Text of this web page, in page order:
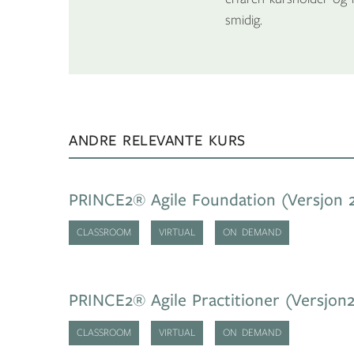
smidig.
ANDRE RELEVANTE KURS
PRINCE2® Agile Foundation (Versjon
CLASSROOM VIRTUAL ON DEMAND
PRINCE2® Agile Practitioner
CLASSROOM VIRTUAL ON DEMAND